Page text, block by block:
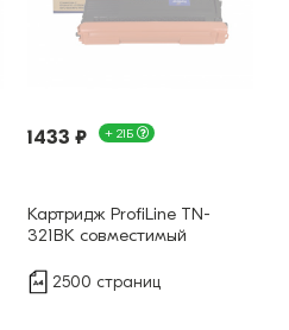
1433 ₽ + 21Б
Картридж ProfiLine TN-
321BK совместимый
2500 страниц